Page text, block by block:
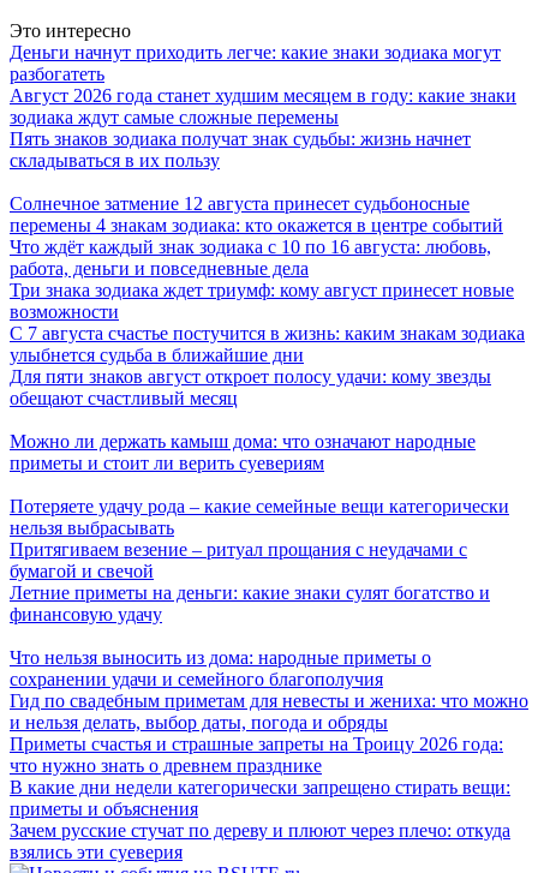
Это интересно
Деньги начнут приходить легче: какие знаки зодиака могут
разбогатеть
Август 2026 года станет худшим месяцем в году: какие знаки
зодиака ждут самые сложные перемены
Пять знаков зодиака получат знак судьбы: жизнь начнет
складываться в их пользу
Солнечное затмение 12 августа принесет судьбоносные
перемены 4 знакам зодиака: кто окажется в центре событий
Что ждёт каждый знак зодиака с 10 по 16 августа: любовь,
работа, деньги и повседневные дела
Три знака зодиака ждет триумф: кому август принесет новые
возможности
С 7 августа счастье постучится в жизнь: каким знакам зодиака
улыбнется судьба в ближайшие дни
Для пяти знаков август откроет полосу удачи: кому звезды
обещают счастливый месяц
Можно ли держать камыш дома: что означают народные
приметы и стоит ли верить суевериям
Потеряете удачу рода – какие семейные вещи категорически
нельзя выбрасывать
Притягиваем везение – ритуал прощания с неудачами с
бумагой и свечой
Летние приметы на деньги: какие знаки сулят богатство и
финансовую удачу
Что нельзя выносить из дома: народные приметы о
сохранении удачи и семейного благополучия
Гид по свадебным приметам для невесты и жениха: что можно
и нельзя делать, выбор даты, погода и обряды
Приметы счастья и страшные запреты на Троицу 2026 года:
что нужно знать о древнем празднике
В какие дни недели категорически запрещено стирать вещи:
приметы и объяснения
Зачем русские стучат по дереву и плюют через плечо: откуда
взялись эти суеверия